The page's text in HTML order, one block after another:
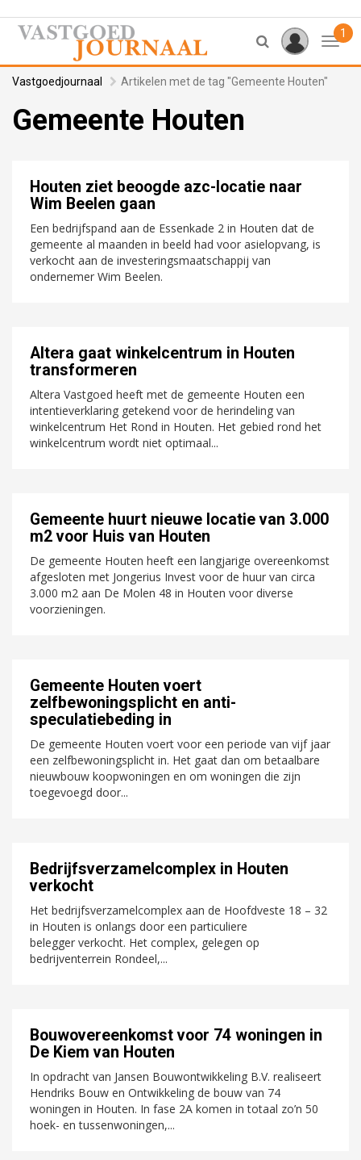
1
Vastgoedjournaal Artikelen met de tag "Gemeente Houten"
Gemeente Houten
Houten ziet beoogde azc-locatie naar
Wim Beelen gaan
Een bedrijfspand aan de Essenkade 2 in Houten dat de
gemeente al maanden in beeld had voor asielopvang, is
verkocht aan de investeringsmaatschappij van
ondernemer Wim Beelen.
Altera gaat winkelcentrum in Houten
transformeren
Altera Vastgoed heeft met de gemeente Houten een
intentieverklaring getekend voor de herindeling van
winkelcentrum Het Rond in Houten. Het gebied rond het
winkelcentrum wordt niet optimaal...
Gemeente huurt nieuwe locatie van 3.000
m2 voor Huis van Houten
De gemeente Houten heeft een langjarige overeenkomst
afgesloten met Jongerius Invest voor de huur van circa
3.000 m2 aan De Molen 48 in Houten voor diverse
voorzieningen.
Gemeente Houten voert
zelfbewoningsplicht en anti-
speculatiebeding in
De gemeente Houten voert voor een periode van vijf jaar
een zelfbewoningsplicht in. Het gaat dan om betaalbare
nieuwbouw koopwoningen en om woningen die zijn
toegevoegd door...
Bedrijfsverzamelcomplex in Houten
verkocht
Het bedrijfsverzamelcomplex aan de Hoofdveste 18 – 32
in Houten is onlangs door een particuliere
belegger verkocht. Het complex, gelegen op
bedrijventerrein Rondeel,...
Bouwovereenkomst voor 74 woningen in
De Kiem van Houten
In opdracht van Jansen Bouwontwikkeling B.V. realiseert
Hendriks Bouw en Ontwikkeling de bouw van 74
woningen in Houten. In fase 2A komen in totaal zo’n 50
hoek- en tussenwoningen,...